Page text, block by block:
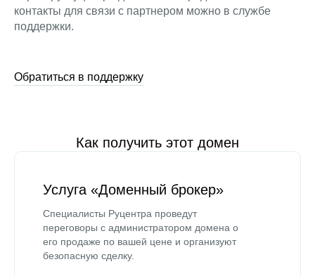
контакты для связи с партнером можно в службе
поддержки.
Обратиться в поддержку
Как получить этот домен
Услуга «Доменный брокер»
Специалисты Руцентра проведут
переговоры с администратором домена о
его продаже по вашей цене и организуют
безопасную сделку.